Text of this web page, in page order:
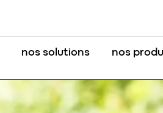
nos solutions nos